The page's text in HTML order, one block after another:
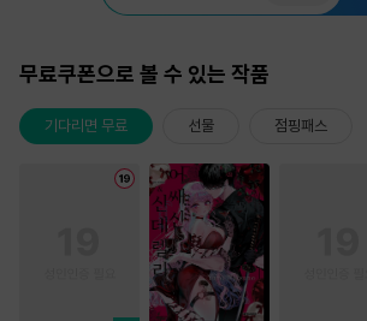
무료쿠폰으로 볼 수 있는 작품
기다리면 무료 선물 점핑패스